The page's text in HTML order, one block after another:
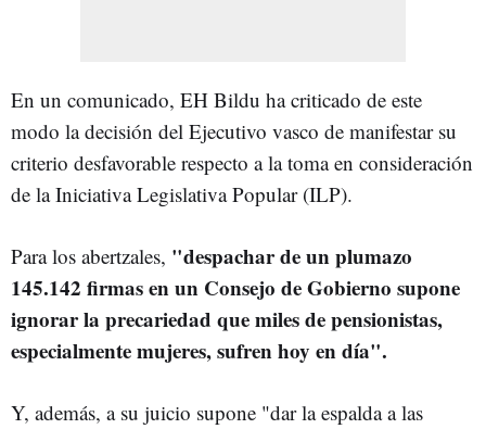
En un comunicado, EH Bildu ha criticado de este
modo la decisión del Ejecutivo vasco de manifestar su
criterio desfavorable respecto a la toma en consideración
de la Iniciativa Legislativa Popular (ILP).
Para los abertzales, "despachar de un plumazo
145.142 firmas en un Consejo de Gobierno supone
ignorar la precariedad que miles de pensionistas,
especialmente mujeres, sufren hoy en día".
Y, además, a su juicio supone "dar la espalda a las